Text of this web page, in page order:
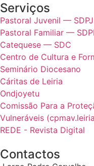
Serviços
Pastoral Juvenil — SDPJ
Pastoral Familiar —
Catequese — SDC
Centro de Cultura e
Seminário Diocesano
Cáritas de Leiria
Ondjoyetu
Comissão Para a
Vulneráveis
REDE - Revista Digital
Contactos